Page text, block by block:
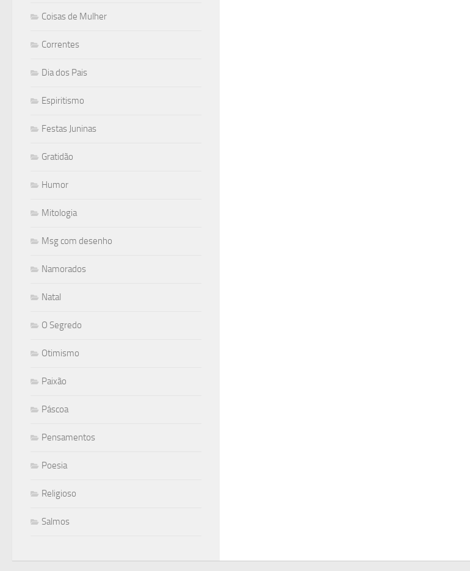
Coisas de Mulher
Correntes
Dia dos Pais
Espiritismo
Festas Juninas
Gratidão
Humor
Mitologia
Msg com desenho
Namorados
Natal
O Segredo
Otimismo
Paixão
Páscoa
Pensamentos
Poesia
Religioso
Salmos